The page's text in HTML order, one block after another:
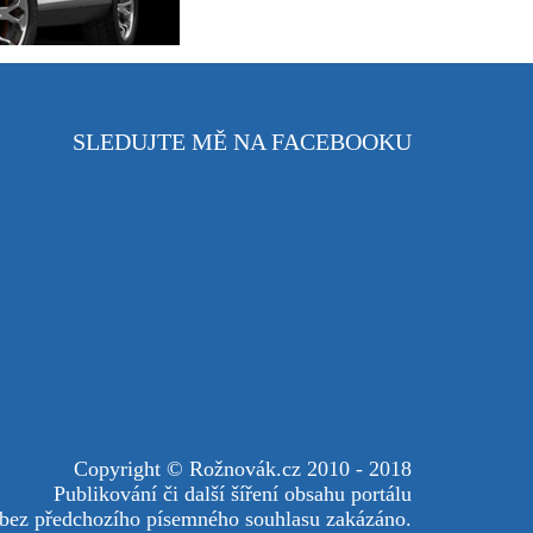
SLEDUJTE MĚ NA FACEBOOKU
Copyright © Rožnovák.cz 2010 - 2018
Publikování či další šíření obsahu portálu
předchozího písemného souhlasu zakázáno.